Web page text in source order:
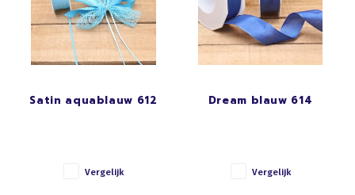
Satin aquablauw 612
Vergelijk
Dream blauw 614
Vergelijk